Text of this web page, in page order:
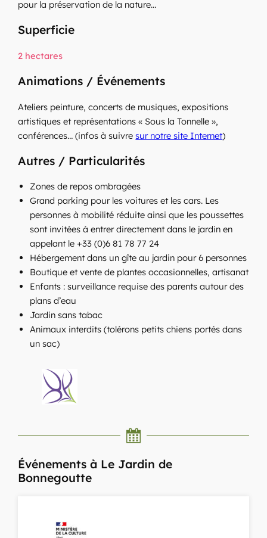
pour la préservation de la nature…
Superficie
2 hectares
Animations / Événements
Ateliers peinture, concerts de musiques, expositions
artistiques et représentations « Sous la Tonnelle »,
conférences… (infos à suivresur notre site Internet)
Autres / Particularités
Zones de repos ombragées
Grand parking pour les voitures et les cars. Les
personnes à mobilité réduite ainsi que les poussettes
sont invitées à entrer directement dans le jardin en
appelant le +33 (0)6 81 78 77 24
Hébergement dans un gîte au jardin pour 6 personnes
Boutique et vente de plantes occasionnelles, artisanat
Enfants : surveillance requise des parents autour des
plans d’eau
Jardin sans tabac
Animaux interdits (tolérons petits chiens portés dans
un sac)
Événements à Le Jardin de
Bonnegoutte